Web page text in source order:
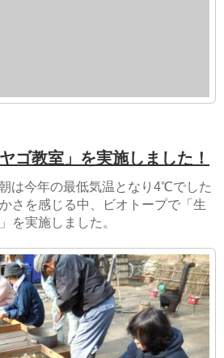
ゴ教室」を実施しました！
は今年の最低気温となり4℃でした
さを感じる中、ビオトープで「生
を実施しました。